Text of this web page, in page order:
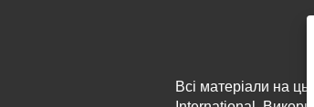
Всі матеріали на